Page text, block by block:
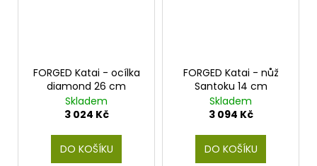
FORGED Katai - ocílka
diamond 26 cm
Skladem
3 024 Kč
DO KOŠÍKU
FORGED Katai - nůž
Santoku 14 cm
Skladem
3 094 Kč
DO KOŠÍKU